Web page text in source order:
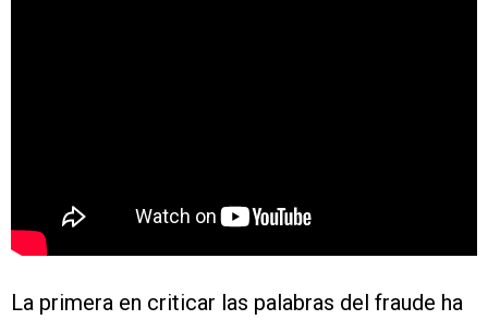
La primera en criticar las palabras del fraude ha